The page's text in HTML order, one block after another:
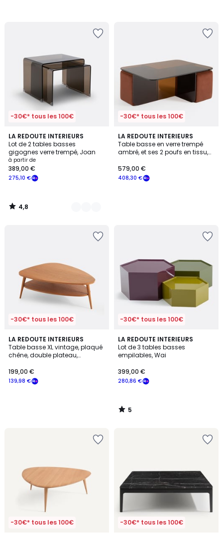
-30€* tous les 100€
LA REDOUTE INTERIEURS
Lot de 2 tables basses
gigognes verre trempé, Joan
à partir de
275,10 €
389,00 €
4,8
/ 5
2
Couleurs
4,8
/
-30€* tous les 100€
LA REDOUTE INTERIEURS
Table basse en verre trempé
ambré, et ses 2 poufs en tissu,
408,30 €
579,00 €
-30€* tous les 100€
LA REDOUTE INTERIEURS
Table basse XL vintage, plaqué
chêne, double plateau,
139,98 €
199,00 €
-30€* tous les 100€
LA REDOUTE INTERIEURS
Lot de 3 tables basses
empilables, Wai
280,86 €
399,00 €
5
/
5
5
/
-30€* tous les 100€ -30€* tous les 100€